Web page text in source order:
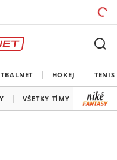
HOKEJ TENIS
VŠETKY TÍMY